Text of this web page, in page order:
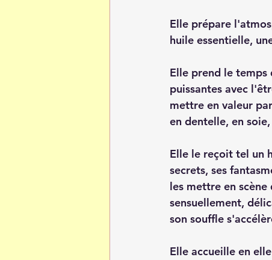
Elle prépare
huile essentielle,
Elle prend le temps
puissantes avec
mettre en valeur
en dentelle, en
Elle le reçoit tel un
secrets, ses
les mettre en
sensuellement,
son souffle
Elle accueille en